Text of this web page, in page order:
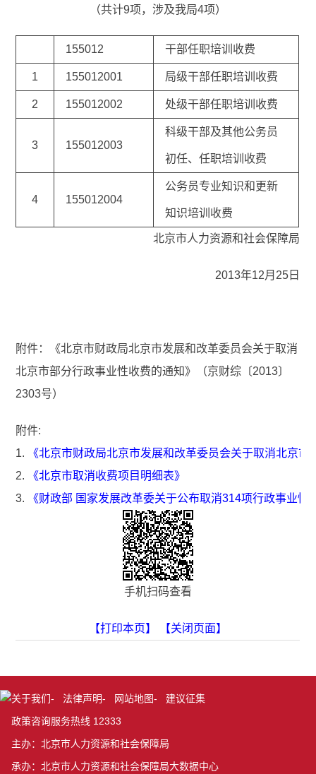
（共计9项，涉及我局4项）
155012 干部任职培训收费
1 155012001 局级干部任职培训收费
2 155012002 处级干部任职培训收费
3 155012003
科级干部及其他公务员
初任、任职培训收费
4 155012004
公务员专业知识和更新
知识培训收费
北京市人力资源和社会保障局
2013年12月25日
附件：《北京市财政局北京市发展和改革委员会关于取消
北京市部分行政事业性收费的通知》（京财综〔2013〕
2303号）
附件:
1.
《北京市财政局北京市发展和改革委员会关于取消北京
2.
《北京市取消收费项目明细表》
3.
《财政部 国家发展改革委关于公布取消314项行政事业
手机扫码查看
【打印本页】 【关闭页面】
关于我们- 法律声明- 网站地图- 建议征集
政策咨询服务热线 12333
主办：北京市人力资源和社会保障局
承办：北京市人力资源和社会保障局大数据中心